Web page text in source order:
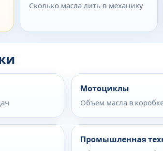
Сколько масла лить в механику
Мотоциклы
Объем масла в
Промышленная